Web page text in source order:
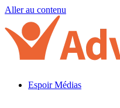
Aller au contenu
Espoir Médias